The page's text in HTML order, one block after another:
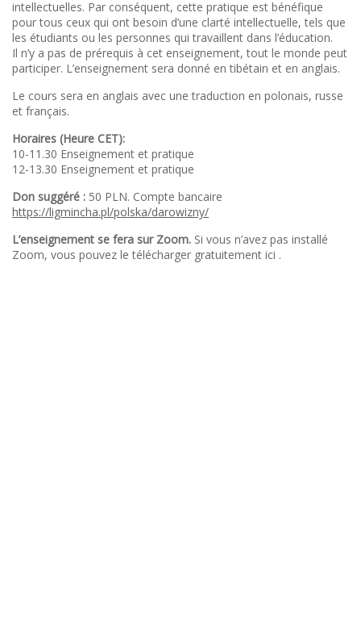
intellectuelles. Par conséquent, cette pratique est bénéfique
pour tous ceux qui ont besoin d’une clarté intellectuelle, tels que
les étudiants ou les personnes qui travaillent dans l’éducation.
Il n’y a pas de prérequis à cet enseignement, tout le monde peut
participer. L’enseignement sera donné en tibétain et en anglais.
Le cours sera en anglais avec une traduction en polonais, russe
et français.
Horaires (Heure CET):
10-11.30 Enseignement et pratique
12-13.30 Enseignement et pratique
Don suggéré : 50 PLN. Compte bancaire
https://ligmincha.pl/polska/darowizny/
L’enseignement se fera sur Zoom. Si vous n’avez pas installé
Zoom, vous pouvez le télécharger gratuitement ici .